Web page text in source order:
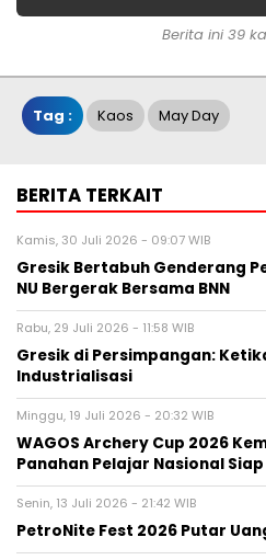
Berita ini 39
Tag : Kaos May Day
BERITA TERKAIT
Kamis, 30 Juli 2026 - 09:07 WIB
Gresik Bertabuh Genderang
NU Bergerak Bersama BNN
Rabu, 29 Juli 2026 - 11:58 WIB
Gresik di Persimpangan:
Industrialisasi
Minggu, 19 Juli 2026 - 20:32 WIB
WAGOS Archery Cup 2026
Panahan Pelajar Nasional
Senin, 13 Juli 2026 - 21:42 WIB
PetroNite Fest 2026 Putar